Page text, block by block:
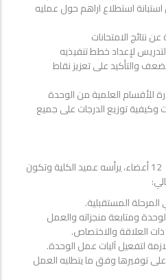
استبانة استطلاع اراهم حول عمليه
عن نتائج الامتحانات
لإعداد خطط تنفيذيه
والتأكيد على تعزيز نقاط
للأقسام العلمية من الوحدة
وكيفية توزيع الدرجات على جميع
تم تأسيس هذا المجلس بحيث يضم 12 أعضاء، يرأسه عميد الكلية وتكون
المستقبلية.
ومتابعة منجزاته والعمل
العلاقة والاختصاص.
لتفعيل آليات عمل الوحدة.
توفيرها وفق ما يتطلبه العمل